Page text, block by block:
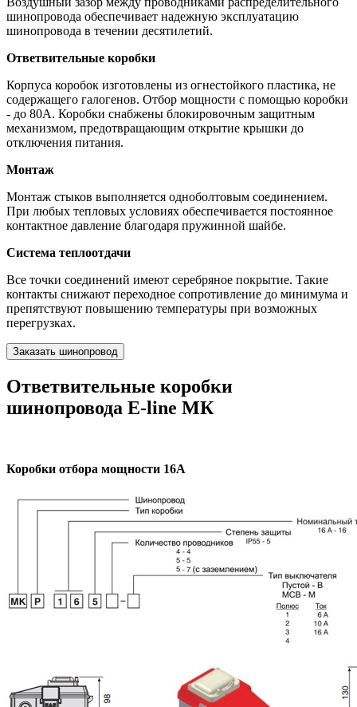
шинопровода обеспечивает надежную эксплуатацию
шинопровода в течении десятилетий.
Ответвительные коробки
Корпуса коробок изготовлены из огнестойкого пластика, не
содержащего галогенов. Отбор мощности с помощью коробки
- до 80А. Коробки снабжены блокировочным защитным
механизмом, предотвращающим открытие крышки до
отключения питания.
Монтаж
Монтаж стыков выполняется одноболтовым соединением.
При любых тепловых условиях обеспечивается постоянное
контактное давление благодаря пружинной шайбе.
Система теплоотдачи
Все точки соединений имеют серебряное покрытие. Такие
контакты снижают переходное сопротивление до минимума и
препятствуют повышению температуры при возможных
перегрузках.
Заказать шинопровод
Ответвительные коробки
шинопровода E-line МК
Коробки отбора мощности 16А